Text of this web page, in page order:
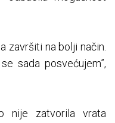
završiti na bolji način.
sada posvećujem”,
nije zatvorila vrata